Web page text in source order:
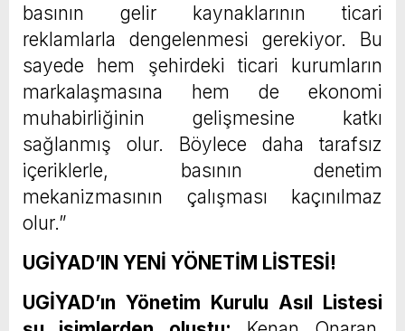
basının gelir kaynaklarının ticari
reklamlarla dengelenmesi gerekiyor. Bu
sayede hem şehirdeki ticari kurumların
markalaşmasına hem de ekonomi
muhabirliğinin gelişmesine katkı
sağlanmış olur. Böylece daha tarafsız
içeriklerle, basının denetim
mekanizmasının çalışması kaçınılmaz
olur.”
UGİYAD’IN YENİ YÖNETİM LİSTESİ!
UGİYAD’ın Yönetim Kurulu Asıl Listesi